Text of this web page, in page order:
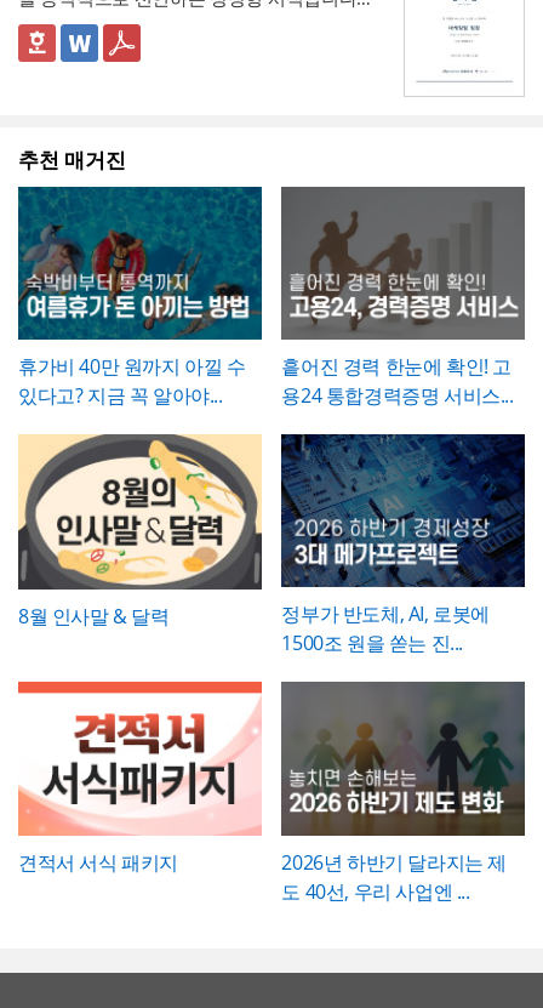
능한 한 수치화(업무시간 단축 몇 시간, 만족
도 개선 등)해 목표와의 인과관계가 드러나도
고대행사·미디어렙사·브랜드 마케팅팀·옥외
광고 업체 등 다양한 분야에서 활용하기 좋습
및 변경하여 사용하시기 바랍니다.
제공
내용)을 휴직 사유 다음에 배치해, 휴직 승인
절차와 업무 공백 대비를 하나의 문서 흐름 안
에서 동시에 처리
- 증빙서류(진단서 등)를 명시하도록 해, 휴직
사유의 객관적 근거를 첨부하도록 안내
💡 작성 팁
휴직원은세부사유를 구체적이고 명확하게
서술하는 것이 승인 절차를 원활하게 하는 핵
심입니다. 질병휴직의 경우 진단명과 필요 요
양 기간에 대한 의사 소견을 구체적으로 기재
하고, 진단서 등 객관적 증빙서류를 반드시 첨
부하도록 안내하시기 바랍니다. 휴직기간과
복직예정일은 가능한 명확한 날짜로 특정하
고, 만약 진단 결과에 따라 기간이 변동될 가
능성이 있다면 그 가능성을 세부사유에 함께
언급해두는 것이 좋습니다.
계약서나 신청서와 달리 실무적 조항 없이 간
결한 선언문 형태로 구성되어 있으며, 문서번
👔 상장형 문서로서 활용할 때 참고할 점
여 등)에 관한 세부 사항은 별도의 인사발령
통지서나 근로계약 변경 합의서로 함께 정리
해두는 것이 바람직합니다. 임명장 자체에는
직책과 발령일 외의 세부 조건(급여 변동, 권
한 범위 등)을 담지 않는 것이 일반적이므로,
이런 실무적 내용이 필요하다면 별도 문서로
보완하는 것이 좋습니다.
💡 작성 팁
임명장은 상징적 의미가 큰 문서인 만큼,문구
를 간결하면서도 격식 있게 다듬는 것이 중요
합니다. 발령일자, 소속, 직책명은 실제 인사
발령 결재 내용과 정확히 일치시켜 기재하고,
영문 성명 표기는 여권이나 사원증에 등록된
로마자 표기법과 통일해 혼선이 없도록 하시
기 바랍니다. 문서번호는 사내 인사발령 대장
의 번호 체계와 연동해 부여하면, 추후 임명
이력을 조회하거나 경력증명서 발급 시 참조
추천 매거진
휴가비 40만 원까지 아낄 수
있다고? 지금 꼭 알아야...
흩어진 경력 한눈에 확인! 고
용24 통합경력증명 서비스...
8월 인사말 & 달력
정부가 반도체, AI, 로봇에
1500조 원을 쏟는 진...
견적서 서식 패키지
2026년 하반기 달라지는 제
도 40선, 우리 사업엔 ...